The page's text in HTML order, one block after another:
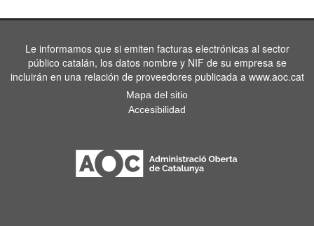
Le informamos que si emiten facturas electrónicas al sector
público catalán, los datos nombre y NIF de su empresa se
incluirán en una relación de proveedores publicada a www.aoc.cat
Mapa del sitio
Accesibilidad